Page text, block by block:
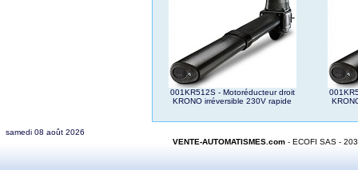
001KR512S - Motoréducteur droit
KRONO irréversible 230V rapide
samedi 08 août 2026
VENTE-AUTOMATISMES.com- ECOFI SAS -